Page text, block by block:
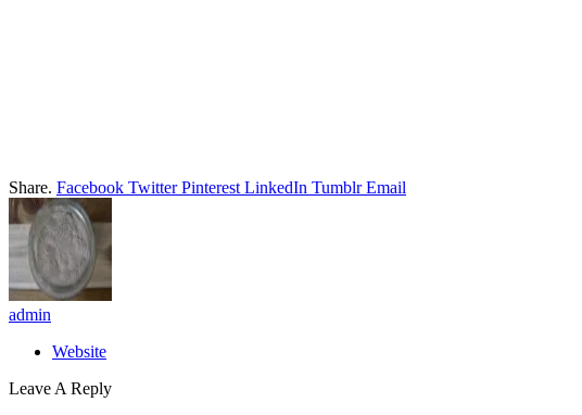
Share. Facebook Twitter Pinterest LinkedIn Tumblr Email
admin
Website
Leave A Reply